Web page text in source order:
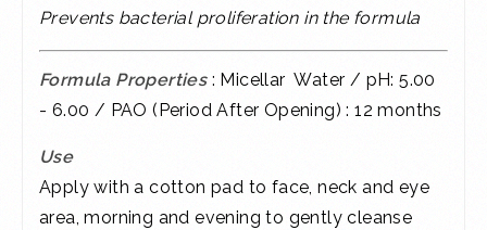
Prevents bacterial proliferation in the formula
Formula Properties: Micellar Water / pH: 5.00
- 6.00 / PAO (Period After Opening) : 12 months
Use
Apply with a cotton pad to face, neck and eye
area, morning and evening to gently cleanse